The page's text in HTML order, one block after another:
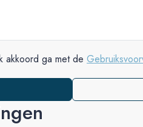
akkoord ga met de